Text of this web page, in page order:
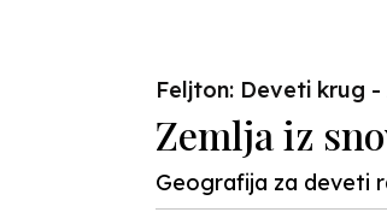
Feljton: Deveti krug -
Zemlja iz
Geografija za deveti